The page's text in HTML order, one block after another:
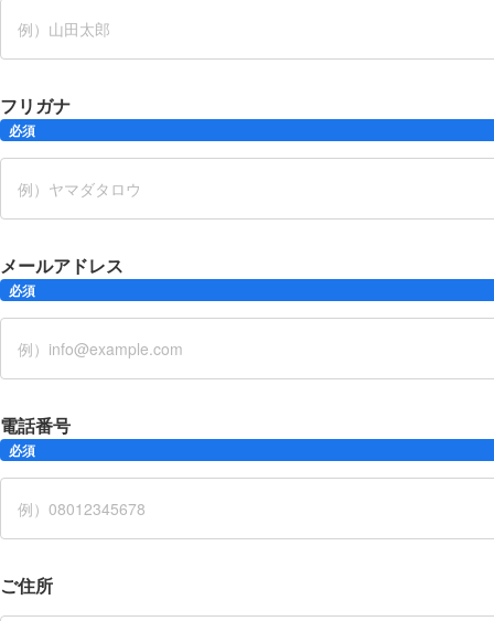
フリガナ
必須
メールアドレス
必須
電話番号
必須
ご住所